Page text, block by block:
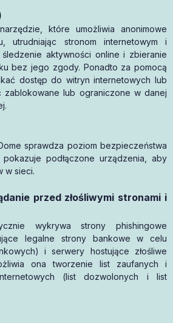
które umożliwia anonimowe
utrudniając stronom internetowym i
śledzenie aktywności online i zbieranie
bez jego zgody. Ponadto za pomocą
dostęp do witryn internetowych lub
zablokowane lub ograniczone w danej
sprawdza poziom bezpieczeństwa
podłączone urządzenia, aby
w sieci.
przed złośliwymi stronami i
wykrywa strony phishingowe
legalne strony bankowe w celu
i serwery hostujące złośliwe
ona tworzenie list zaufanych i
(list dozwolonych i list